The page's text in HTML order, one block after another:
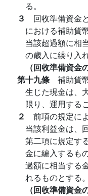
る。
３ 回收準備資金
における補助貨
当該超過額に相
の歳入に繰り入
（回收準備資金
第十九條 補助貨
生じた現金は、
限り、運用する
２ 前項の規定に
当該利益金は、
第二項に規定す
金に編入するも
過額に相当する
れるものとする。
（回收準備資金